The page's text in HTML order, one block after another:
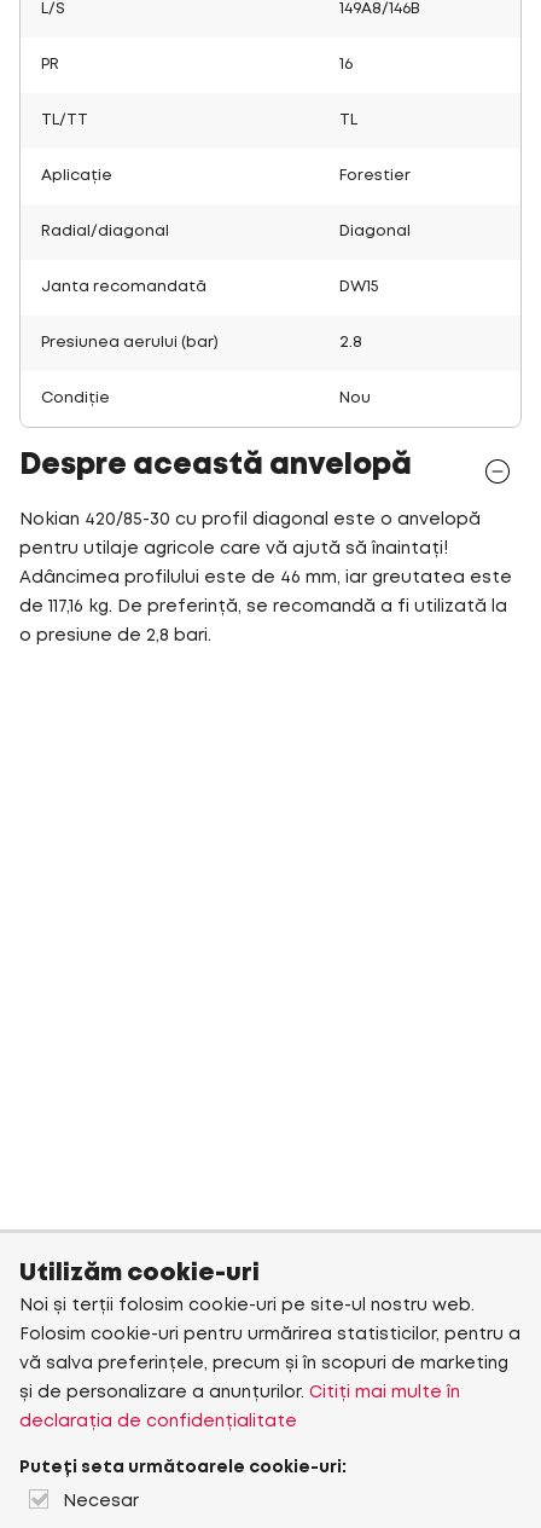
L/S 149A8/146B
PR 16
TL/TT
Aplicație Forestier
Radial/diagonal Diagonal
Janta recomandată DW15
Presiunea aerului (bar) 2.8
Condiție Nou
Despre această anvelopă
Nokian 420/85-30 cu profil diagonal este o anvelopă
pentru utilaje agricole care vă ajută să înaintați!
Adâncimea profilului este de 46 mm, iar greutatea este
de 117,16 kg. De preferință, se recomandă a fi utilizată la
o presiune de 2,8 bari.
Utilizăm cookie-uri
Noi și terții folosim cookie-uri pe site-ul nostru web.
Folosim cookie-uri pentru urmărirea statisticilor, pentru a
vă salva preferințele, precum și în scopuri de marketing
și de personalizare a anunțurilor. Citiți mai multe în
declarația de confidențialitate
Puteți seta următoarele cookie-uri:
Necesar